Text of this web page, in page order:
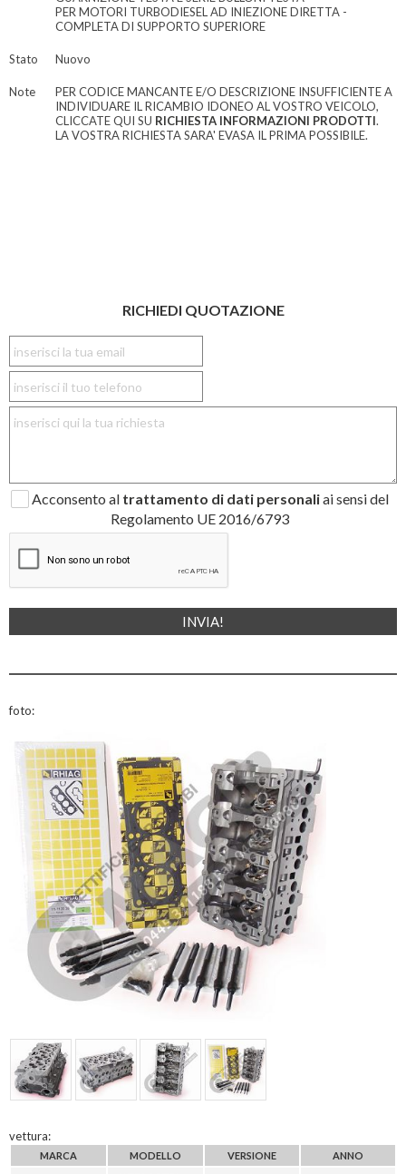
PER MOTORI TURBODIESEL AD INIEZIONE DIRETTA -
COMPLETA DI SUPPORTO SUPERIORE
Stato Nuovo
Note
PER CODICE MANCANTE E/O DESCRIZIONE INSUFFICIENTE A
INDIVIDUARE IL RICAMBIO IDONEO AL VOSTRO VEICOLO,
CLICCATE QUI SU RICHIESTA INFORMAZIONI PRODOTTI.
LA VOSTRA RICHIESTA SARA' EVASA IL PRIMA POSSIBILE.
RICHIEDI QUOTAZIONE
Acconsento al trattamento di dati personaliai sensi del
Regolamento UE 2016/6793
foto:
vettura:
MARCA MODELLO VERSIONE
ANNO